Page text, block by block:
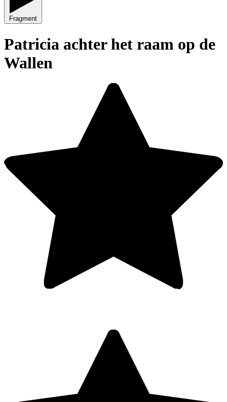
Fragment
Patricia achter het raam op de
Wallen